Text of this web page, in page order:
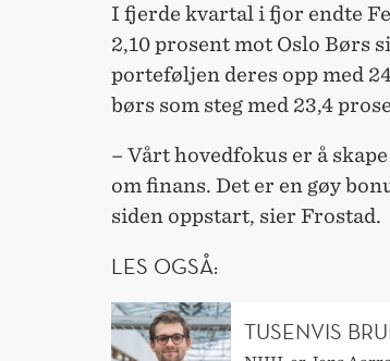
I fjerde kvartal i fjor endte
2,10 prosent mot Oslo Børs
porteføljen deres opp med
børs som steg med 23,4
– Vårt hovedfokus er å
om finans. Det er en gøy
siden oppstart, sier Frostad.
LES OGSÅ:
TUSENVIS